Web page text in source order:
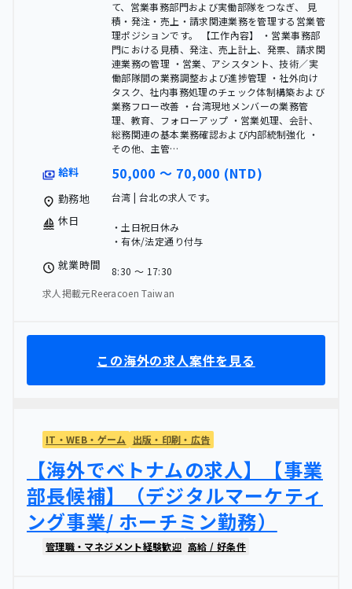
て、営業事務部門および実働部隊をつなぎ、 見
積・発注・売上・請求関連業務を管理する営業管
理ポジションです。 【工作內容】 ・営業事務部
門における見積、発注、売上計上、発票、請求関
連業務の管理 ・営業、アシスタント、技術／実
働部隊間の業務調整および進捗管理 ・社外向け
タスク、社内事務処理のチェック体制構築および
業務フロー改善 ・台湾現地メンバーの業務管
理、教育、フォローアップ ・営業処理、会計、
総務関連の基本業務確認および内部統制強化 ・
その他、主管…
給料 50,000 〜 70,000 (NTD)
勤務地 台湾 | 台北の求人です。
休日
・土日祝日休み
・有休/法定通り付与
就業時間
8:30 〜 17:30
求人掲載元Reeracoen Taiwan
この海外の求人案件を見る
IT・WEB・ゲーム 出版・印刷・広告
【海外でベトナムの求人】【事業
部長候補】（デジタルマーケティ
ング事業/ ホーチミン勤務）
管理職・マネジメント経験歓迎 高給 / 好条件